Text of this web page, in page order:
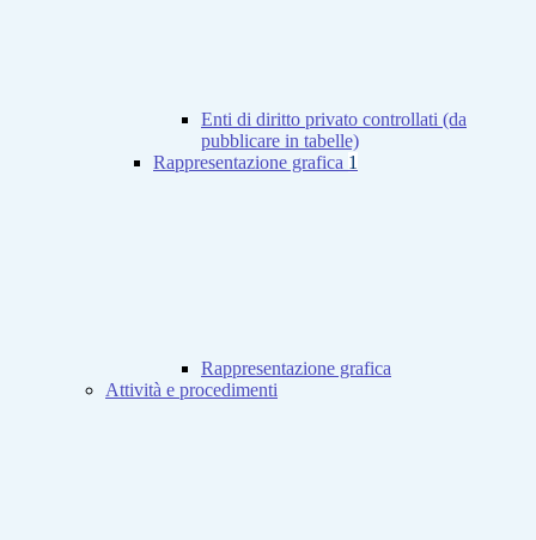
Enti di diritto privato controllati (da
pubblicare in tabelle)
Rappresentazione grafica 1
Rappresentazione grafica
Attività e procedimenti